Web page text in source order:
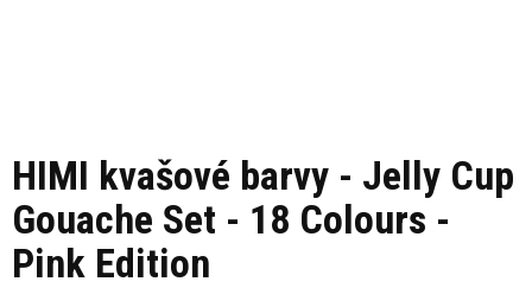
HIMI kvašové barvy - Jelly Cup
Gouache Set - 18 Colours -
Pink Edition